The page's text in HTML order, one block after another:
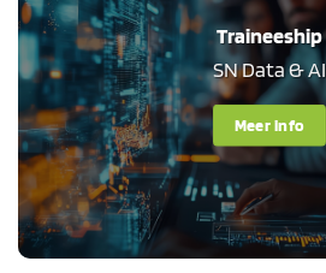
Traineeship
SN Data & AI
Meer info